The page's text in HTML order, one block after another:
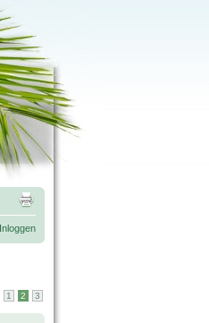
Inloggen
1 2 3